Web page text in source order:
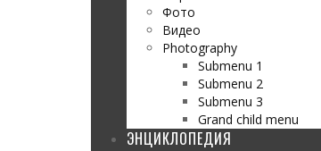
Фото
Видео
Photography
Submenu 1
Submenu 2
Submenu 3
Grand child menu
ЭНЦИКЛОПЕДИЯ